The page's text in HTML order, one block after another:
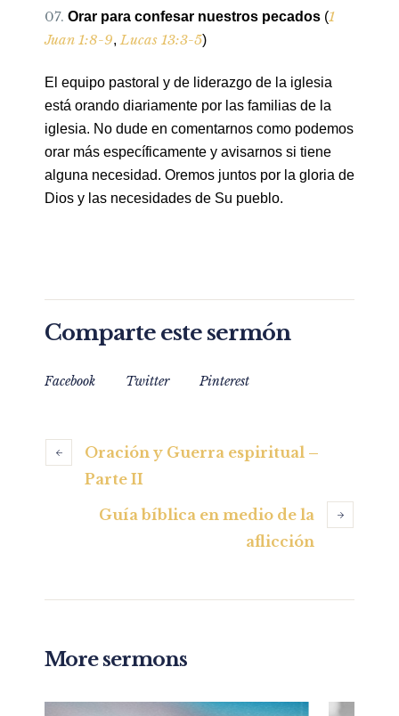
Orar para confesar nuestros pecados (1
Juan 1:8-9, Lucas 13:3-5)
El equipo pastoral y de liderazgo de la iglesia
está orando diariamente por las familias de la
iglesia. No dude en comentarnos como podemos
orar más específicamente y avisarnos si tiene
alguna necesidad. Oremos juntos por la gloria de
Dios y las necesidades de Su pueblo.
Comparte este sermón
Facebook Twitter Pinterest
Oración y Guerra espiritual –
Parte II
Guía bíblica en medio de la
aflicción
More sermons